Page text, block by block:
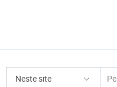
Neste site